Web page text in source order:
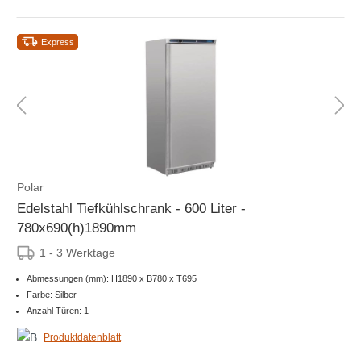
Express
Polar
Edelstahl Tiefkühlschrank - 600 Liter -
780x690(h)1890mm
1 - 3 Werktage
Abmessungen (mm): H1890 x B780 x T695
Farbe: Silber
Anzahl Türen: 1
Produktdatenblatt